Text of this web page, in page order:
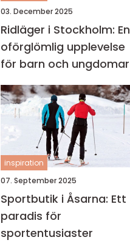
03. December 2025
Ridläger i Stockholm: En
oförglömlig upplevelse
för barn och ungdomar
inspiration
07. September 2025
Sportbutik i Åsarna: Ett
paradis för
sportentusiaster